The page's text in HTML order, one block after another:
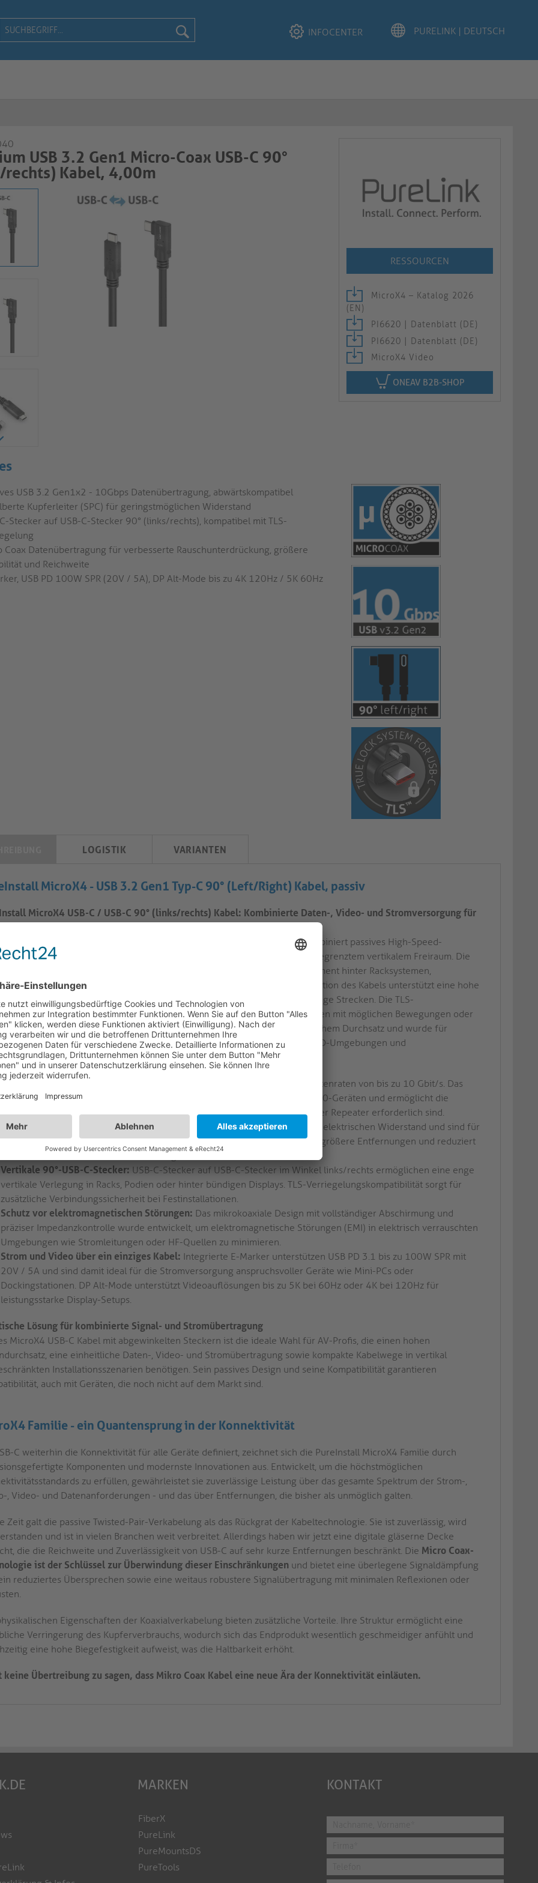
INFOCENTER
USB 3.2 Gen1 Micro-Coax USB-C 90°
Kabel, 4,00m
RESSOURCEN
MicroX4 – Katalog 2026
(EN)
PI6620 | Datenblatt (DE)
PI6620 | Datenblatt (DE)
MicroX4 Video
ONEAV B2B-SHOP
USB 3.2 Gen1x2 - 10Gbps Datenübertragung, abwärtskompatibel
Kupferleiter (SPC) für geringstmöglichen Widerstand
Stecker auf USB-C-Stecker 90° (links/rechts), kompatibel mit TLS-
Coax Datenübertragung für verbesserte Rauschunterdrückung, größere
und Reichweite
USB PD 100W SPR (20V / 5A), DP Alt-Mode bis zu 4K 120Hz / 5K 60Hz
LOGISTIK VARIANTEN
MicroX4 - USB 3.2 Gen1 Typ-C 90° (Left/Right) Kabel, passiv
MicroX4 USB-C / USB-C 90° (links/rechts) Kabel: Kombinierte Daten-, Video- und Stromversorgung für
PureInstall MicroX4 Typ-C-Kabel mit vertikal abgewinkelten Steckern kombiniert passives High-Speed-
mit vertikal abgewinkelten Steckern für Installationsszenarien mit begrenztem vertikalem Freiraum. Die
abgewinkelten USB-C-Stecker ermöglichen ein effizientes Kabelmanagement hinter Racksystemen,
oder bündig montierten Displays. Die passive Mikrokoax-Konstruktion des Kabels unterstützt eine hohe
ohne aktive Chipsätze und verbessert die Zuverlässigkeit über lange Strecken. Die TLS-
sorgt für mechanische Stabilität in festen Installationen mit möglichen Bewegungen oder
Dieses Kabel eignet sich für Daten, Video und Power Delivery mit hohem Durchsatz und wurde für
entwickelt, die von in Racks eingebauter Hardware bis hin zu BYOD-Umgebungen und
reichen.
Hochgeschwindigkeits-Datenübertragung:
USB 3.2 Gen1x2 unterstützt Datenraten von bis zu 10 Gbit/s. Das
passive Kabeldesign gewährleistet Abwärtskompatibilität mit USB 3.x- und 2.0-Geräten und ermöglicht die
nahtlose Integration in bestehende Systeme, ohne dass aktive Elektronik oder Repeater erforderlich sind.
Verbesserte Signalintegrität:Versilberte Kupferleiter (SPC) reduzieren den elektrischen Widerstand und sind für
die Hochfrequenzübertragung optimiert. Dies sorgt für stabile Signale über größere Entfernungen und reduziert
Jitter in hochauflösenden AV-Anwendungen.
Vertikale 90°-USB-C-Stecker: USB-C-Stecker auf USB-C-Stecker im Winkel links/rechts ermöglichen eine enge
vertikale Verlegung in Racks, Podien oder hinter bündigen Displays. TLS-Verriegelungskompatibilität sorgt für
zusätzliche Verbindungssicherheit bei Festinstallationen.
Schutz vor elektromagnetischen Störungen: Das mikrokoaxiale Design mit vollständiger Abschirmung und
präziser Impedanzkontrolle wurde entwickelt, um elektromagnetische Störungen (EMI) in elektrisch verrauschten
Umgebungen wie Stromleitungen oder HF-Quellen zu minimieren.
Strom und Video über ein einziges Kabel: Integrierte E-Marker unterstützen USB PD 3.1 bis zu 100W SPR mit
20V / 5A und sind damit ideal für die Stromversorgung anspruchsvoller Geräte wie Mini-PCs oder
Dockingstationen. DP Alt-Mode unterstützt Videoauflösungen bis zu 5K bei 60Hz oder 4K bei 120Hz für
leistungsstarke Display-Setups.
Lösung für kombinierte Signal- und Stromübertragung
MicroX4 USB-C Kabel mit abgewinkelten Steckern ist die ideale Wahl für AV-Profis, die einen hohen
eine einheitliche Daten-, Video- und Stromübertragung sowie kompakte Kabelwege in vertikal
Installationsszenarien benötigen. Sein passives Design und seine Kompatibilität garantieren
auch mit Geräten, die noch nicht auf dem Markt sind.
Familie - ein Quantensprung in der Konnektivität
C weiterhin die Konnektivität für alle Geräte definiert, zeichnet sich die PureInstall MicroX4 Familie durch
Komponenten und modernste Innovationen aus. Entwickelt, um die höchstmöglichen
zu erfüllen, gewährleistet sie zuverlässige Leistung über das gesamte Spektrum der Strom-,
, Video- und Datenanforderungen - und das über Entfernungen, die bisher als unmöglich galten.
Zeit galt die passive Twisted-Pair-Verkabelung als das Rückgrat der Kabeltechnologie. Sie ist zuverlässig, wird
und ist in vielen Branchen weit verbreitet. Allerdings haben wir jetzt eine digitale gläserne Decke
die die Reichweite und Zuverlässigkeit von USB-C auf sehr kurze Entfernungen beschränkt. Die Micro Coax-
ist der Schlüssel zur Überwindung dieser Einschränkungen und bietet eine überlegene Signaldämpfung
reduziertes Übersprechen sowie eine weitaus robustere Signalübertragung mit minimalen Reflexionen oder
Eigenschaften der Koaxialverkabelung bieten zusätzliche Vorteile. Ihre Struktur ermöglicht eine
Verringerung des Kupferverbrauchs, wodurch sich das Endprodukt wesentlich geschmeidiger anfühlt und
eine hohe Biegefestigkeit aufweist, was die Haltbarkeit erhöht.
keine Übertreibung zu sagen, dass Mikro Coax Kabel eine neue Ära der Konnektivität einläuten.
MARKEN
FiberX
PureLink
PureMountsDS
PureTools
KONTAKT